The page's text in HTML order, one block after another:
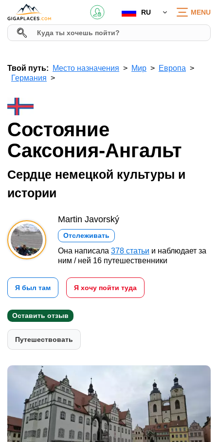
RU MENU
Твой путь: Место назначения Мир
Европа
Германия
Состояние
Саксония-Ангальт
Сердце немецкой культуры и
истории
Martin Javorský
Отслеживать
Она написала 378 статьи и наблюдает за
ним / ней 16 путешественники
Я был там Я хочу пойти туда
Оставить отзыв
Путешествовать